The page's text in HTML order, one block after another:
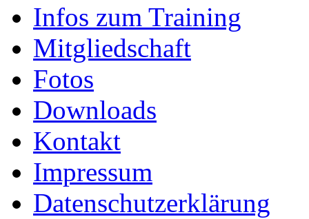
Infos zum Training
Mitgliedschaft
Fotos
Downloads
Kontakt
Impressum
Datenschutzerklärung